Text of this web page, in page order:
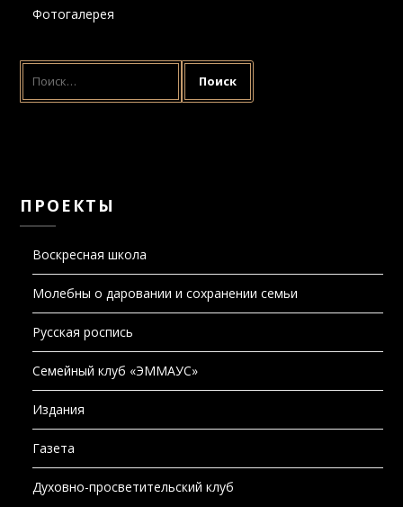
Фотогалерея
НАЙТИ:
ПРОЕКТЫ
Воскресная школа
Молебны о даровании и сохранении семьи
Русская роспись
Семейный клуб «ЭММАУС»
Издания
Газета
Духовно-просветительский клуб